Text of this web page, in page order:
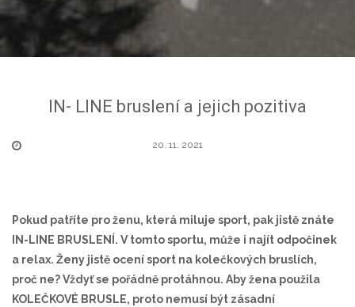
IN- LINE bruslení a jejich pozitiva
20. 11. 2021
Pokud patříte pro ženu, která miluje sport, pak jistě znáte
IN-LINE BRUSLENÍ. V tomto sportu, může i najít odpočinek
a relax. Ženy jistě ocení sport na kolečkových bruslích,
proč ne? Vždyť se pořádně protáhnou. Aby žena použila
KOLEČKOVÉ BRUSLE, proto nemusí být zásadní